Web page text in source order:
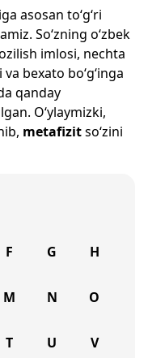
asosan to‘g‘ri
So‘zning o‘zbek
imlosi, nechta
bexato bo‘g‘inga
qanday
O‘ylaymizki,
metafizitso‘zini
F G H
M N O
T U V